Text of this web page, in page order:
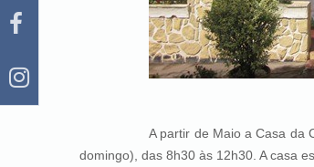
A partir de Maio a Casa da
domingo), das 8h30 às 12h30. A casa